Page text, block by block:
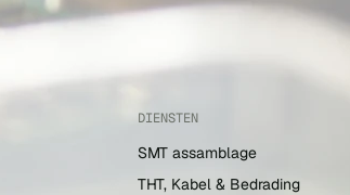
DIENSTEN
SMT assamblage
THT, Kabel & Bedrading